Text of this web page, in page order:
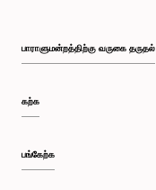
பாராளுமன்றத்திற்கு வருகை தருதல்
கற்க
பங்கேற்க